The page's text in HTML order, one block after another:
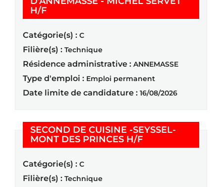
H/F(Nouvelle fenêtre)
Catégorie(s) : C
Filière(s) : Technique
Résidence administrative : ANNEMASSE
Type d'emploi : Emploi permanent
Date limite de candidature : 16/08/2026
SECOND DE CUISINE -SEYSSEL-
MONT DES PRINCES H/F(Nouvelle
Catégorie(s) : C
Filière(s) : Technique